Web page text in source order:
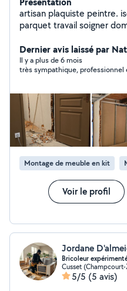
artisan plaquiste peintre.
parquet travail soigner
Dernier avis laissé par
Il y a plus de 6 mois
très sympathique,
Montage de meuble en kit
Voir le profil
Jordane
Bricoleur
Cusset
5/5 (5 avis)